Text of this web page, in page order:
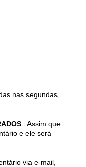
nas segundas,
. Assim que
e ele será
via e-mail,